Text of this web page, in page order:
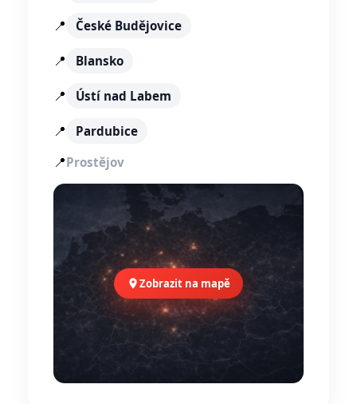
📍 České Budějovice
📍 Blansko
📍 Ústí nad Labem
📍 Pardubice
📍Prostějov
Zobrazit na mapě